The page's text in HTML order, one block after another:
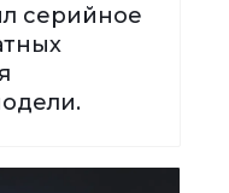
серийное